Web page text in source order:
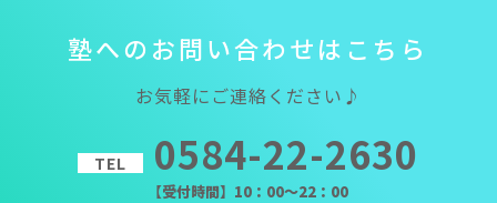
塾への お問い合わせは こ ち ら
お気軽にご連絡ください♪
TEL 0584-22-2630
【受付時間】10：00～22：00